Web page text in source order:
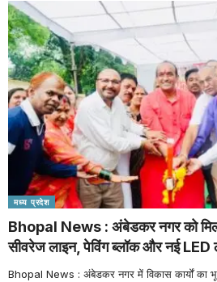
मध्य प्रदेश
Bhopal News : अंबेडकर नगर को मिली
सीवरेज लाइन, पेविंग ब्लॉक और नई
Bhopal News : अंबेडकर नगर में विकास कार्यों का